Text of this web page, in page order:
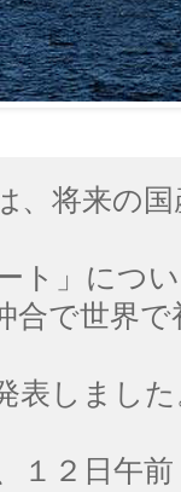
、将来の
ト」につ
合で世界
表しまし
１２日午